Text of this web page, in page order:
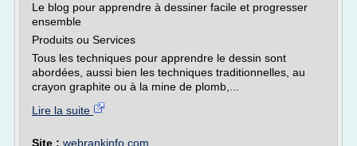
Le blog pour apprendre à dessiner facile et progresser
ensemble
Produits ou Services
Tous les techniques pour apprendre le dessin sont
abordées, aussi bien les techniques traditionnelles, au
crayon graphite ou à la mine de plomb,...
Lire la suite
Site : webrankinfo.com